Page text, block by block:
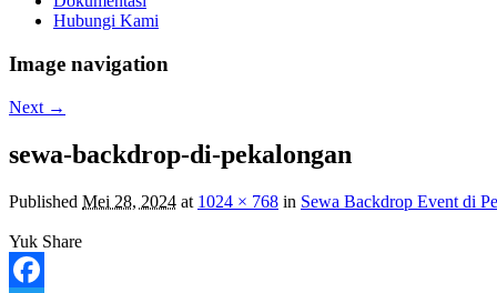
Hubungi Kami
Image navigation
Next →
sewa-backdrop-di-pekalongan
Published Mei 28, 2024 at 1024 × 768 in Sewa Backdrop Event di
Yuk Share